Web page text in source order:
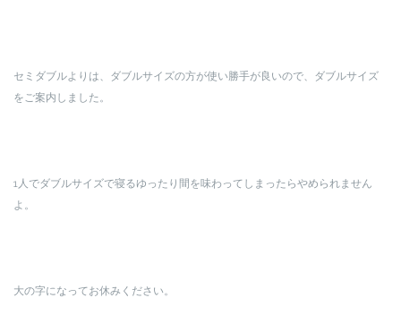
セミダブルよりは、ダブルサイズの方が使い勝手が良いので、ダブルサイズ
をご案内しました。
1人でダブルサイズで寝るゆったり間を味わってしまったらやめられません
よ。
大の字になってお休みください。